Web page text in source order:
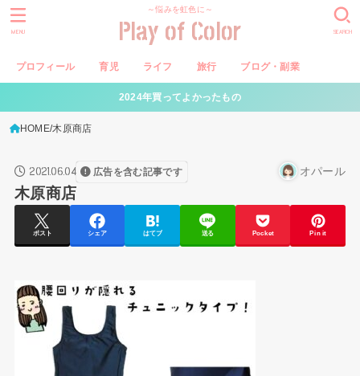
～悩みを虹色に～
Play of Color
プロフィール 育児 ライフ 旅行 ブログ・副業
SEARCH
MENU
2024年買ってよかったもの
HOME 木原商店
2021.06.04 広告を含む記事です オパール
木原商店
ポスト シェア はてブ 送る Pocket Pin it